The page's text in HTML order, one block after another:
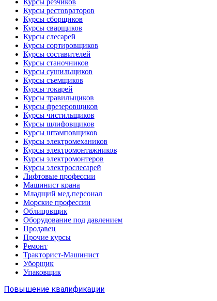
Курсы резчиков
Курсы рестовраторов
Курсы сборщиков
Курсы сварщиков
Курсы слесарей
Курсы сортировщиков
Курсы составителей
Курсы станочников
Курсы сушильщиков
Курсы съемщиков
Курсы токарей
Курсы травильщиков
Курсы фрезеровщиков
Курсы чистильщиков
Курсы шлифовщиков
Курсы штамповщиков
Курсы электромехаников
Курсы электромонтажников
Курсы электромонтеров
Курсы электрослесарей
Лифтовые профессии
Машинист крана
Младщий мед.персонал
Морские профессии
Облицовщик
Оборудование под давлением
Продавец
Прочие курсы
Ремонт
Тракторист-Машинист
Уборщик
Упаковщик
Повышение квалификации